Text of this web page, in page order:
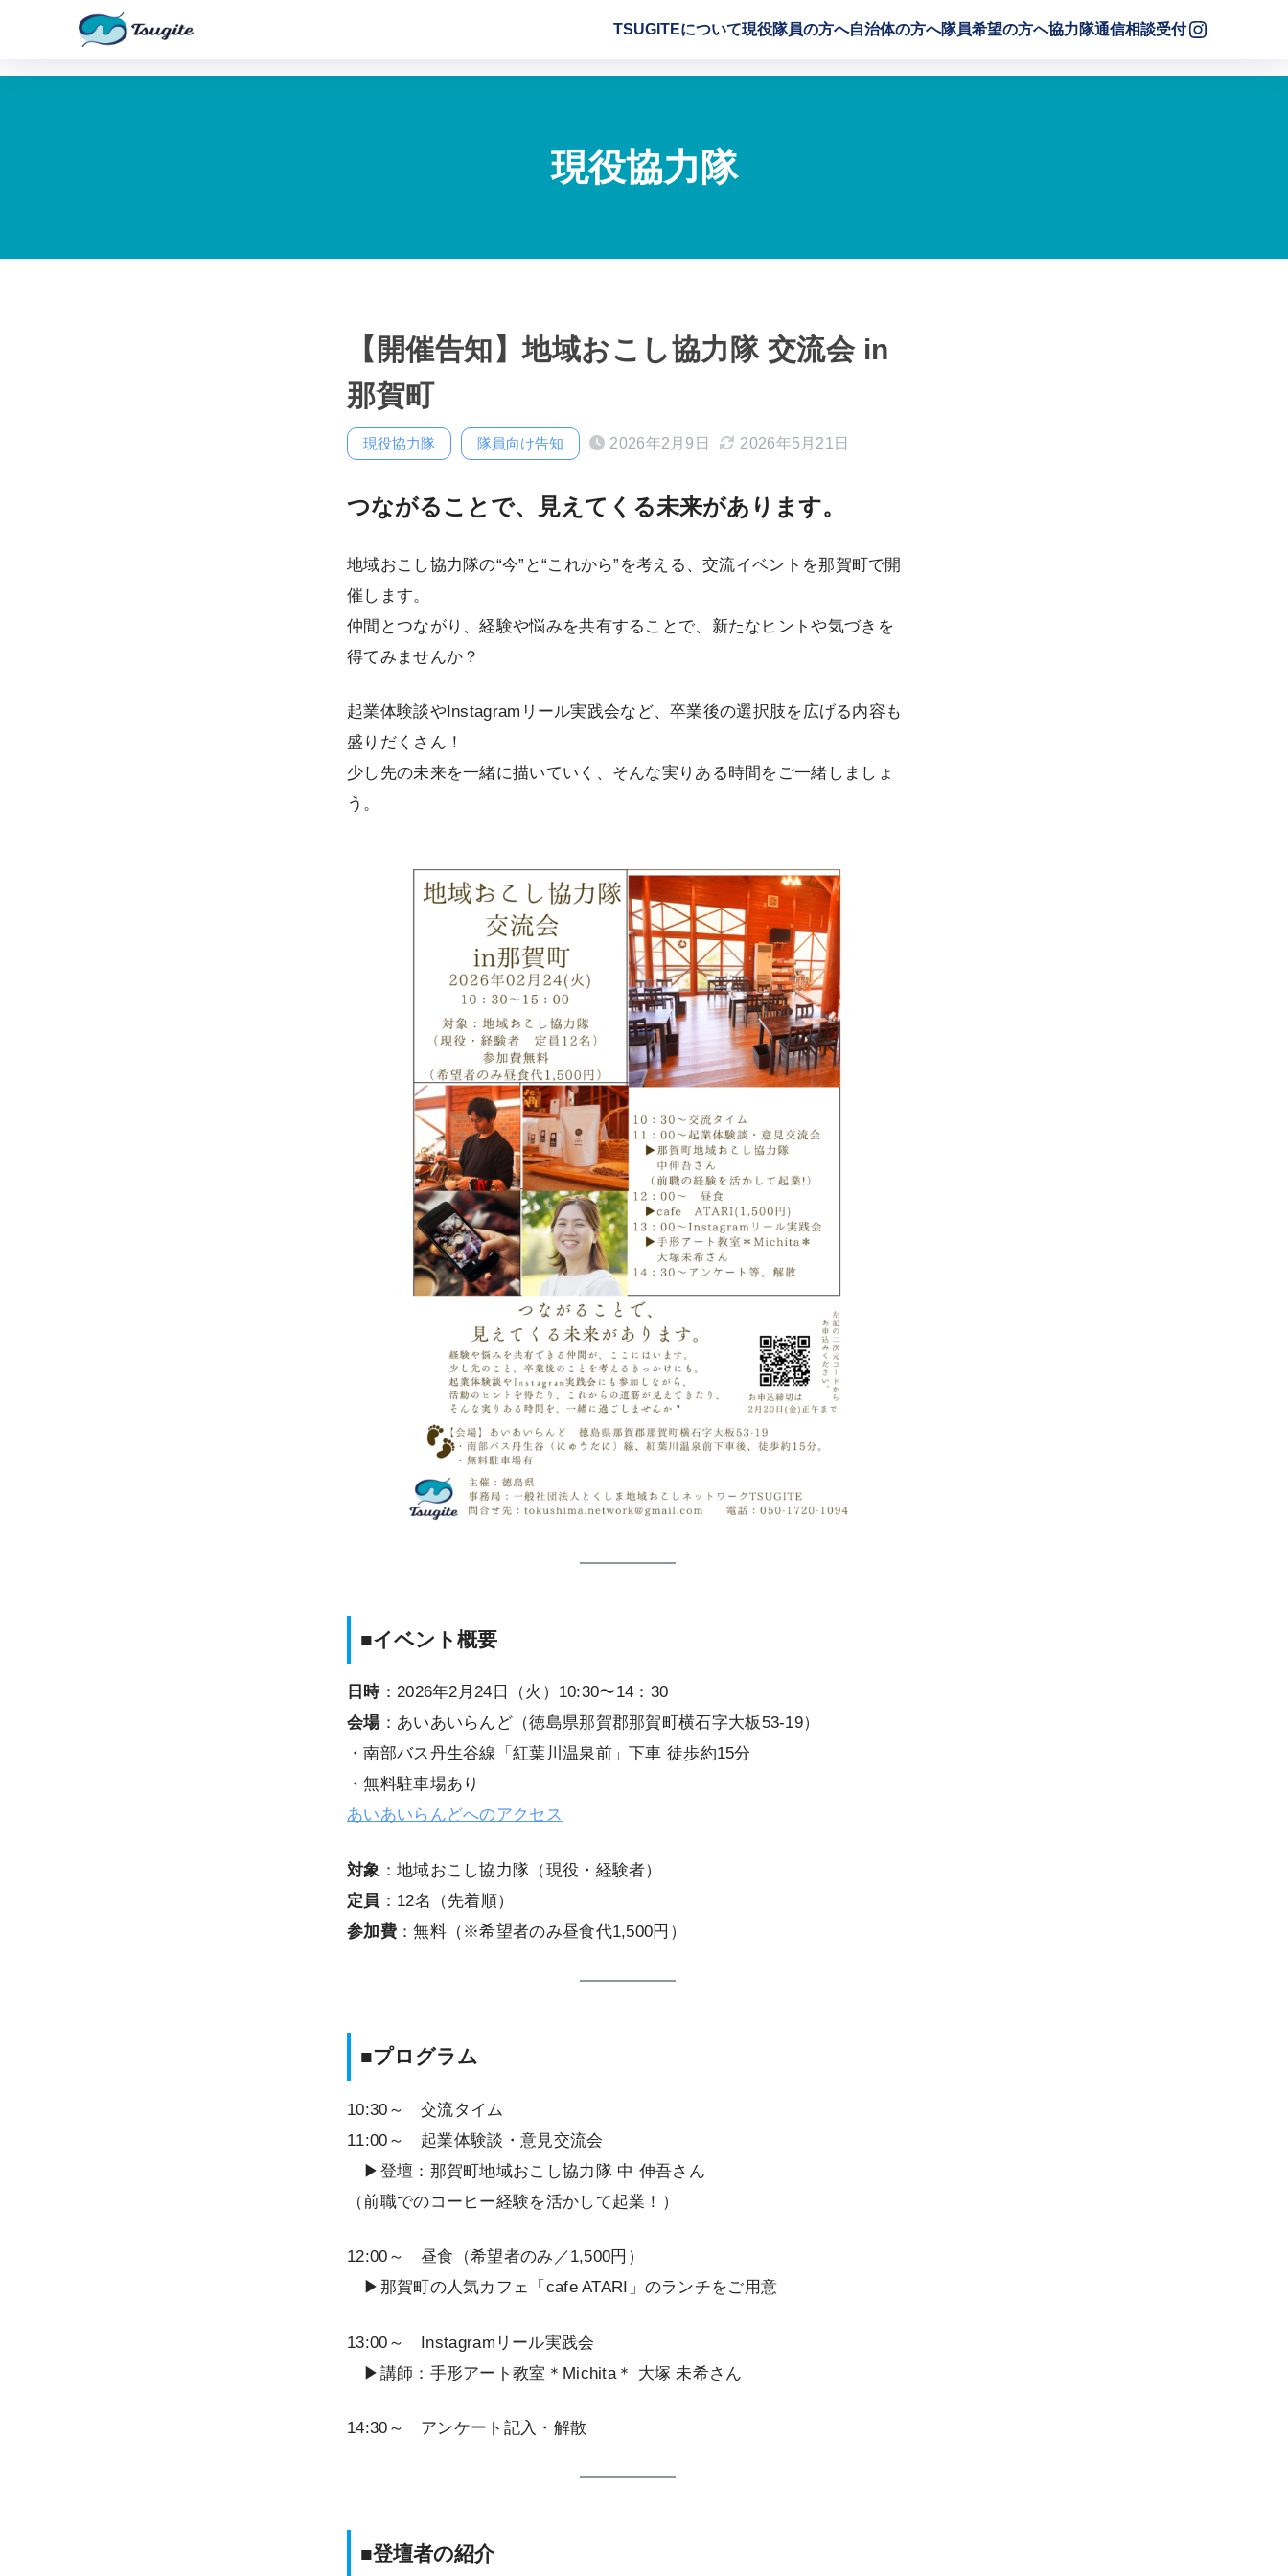
TSUGITEについて現役隊員の方へ自治体の方へ隊員希望の方へ協力隊通信相談受付
現役協力隊
【開催告知】地域おこし協力隊 交流会 in
那賀町
現役協力隊 隊員向け告知 2026年2月9日 2026年5月21日
つながることで、見えてくる未来があります。
地域おこし協力隊の“今”と“これから”を考える、交流イベントを那賀町で開
催します。
仲間とつながり、経験や悩みを共有することで、新たなヒントや気づきを
得てみませんか？
起業体験談やInstagramリール実践会など、卒業後の選択肢を広げる内容も
盛りだくさん！
少し先の未来を一緒に描いていく、そんな実りある時間をご一緒しましょ
う。
■イベント概要
日時：2026年2月24日（火）10:30〜14：30
会場：あいあいらんど（徳島県那賀郡那賀町横石字大板53-19）
・南部バス丹生谷線「紅葉川温泉前」下車 徒歩約15分
・無料駐車場あり
あいあいらんどへのアクセス
対象 ：地域おこし協力隊（現役・経験者）
定員 ：12名（先着順）
参加費：無料（※希望者のみ昼食代1,500円）
■プログラム
10:30～ 交流タイム
11:00～ 起業体験談・意見交流会
▶登壇：那賀町地域おこし協力隊 中 伸吾さん
（前職でのコーヒー経験を活かして起業！）
12:00～ 昼食（希望者のみ／1,500円）
▶那賀町の人気カフェ「cafe ATARI」のランチをご用意
13:00～ Instagramリール実践会
▶講師：手形アート教室＊Michita＊ 大塚 未希さん
14:30～ アンケート記入・解散
■登壇者の紹介